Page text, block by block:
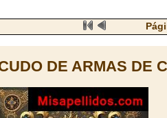
DE ARMAS DE